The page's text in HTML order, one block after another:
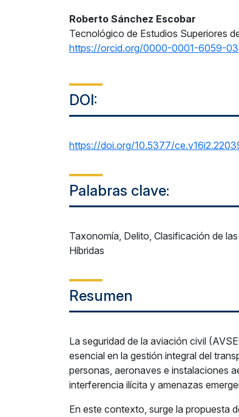
Roberto Sánchez Escobar
Tecnológico de Estudios Superiores
https://orcid.org/0000-0001-6059-
DOI:
https://doi.org/10.5377/
Palabras clave:
Taxonomía, Delito, Clasificación de
Híbridas
Resumen
La seguridad de la aviación civil
esencial en la gestión integral del
personas, aeronaves e instalaciones
interferencia ilícita y amenazas
En este contexto, surge la propuesta